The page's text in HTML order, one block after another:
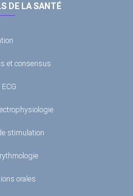
DE LA SANTÉ
et consensus
stimulation
orales